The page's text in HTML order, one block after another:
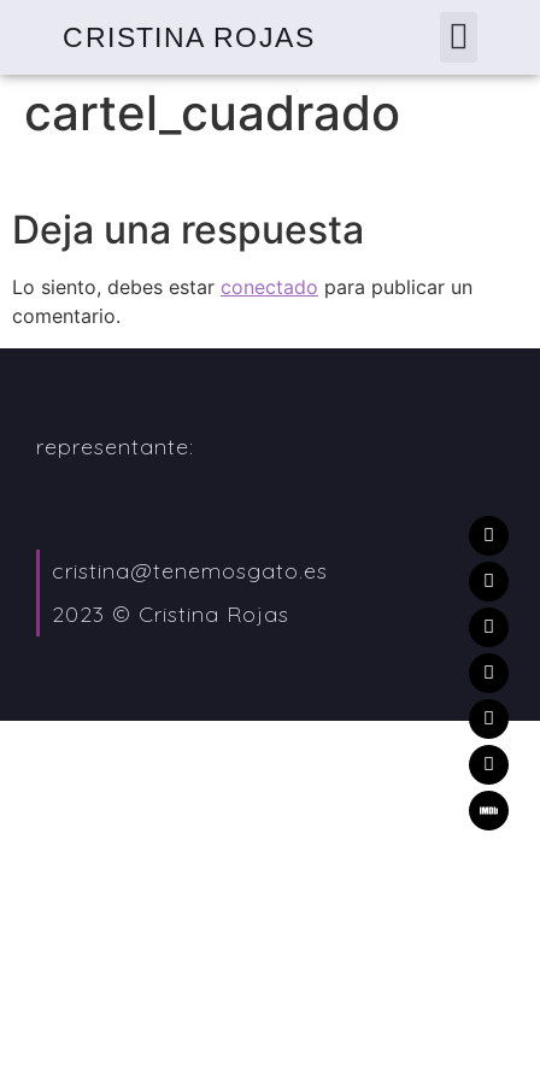
CRISTINA ROJAS
cartel_cuadrado
Deja una respuesta
Lo siento, debes estar conectado para publicar un
comentario.
representante:
cristina@tenemosgato.es
2023 © Cristina Rojas